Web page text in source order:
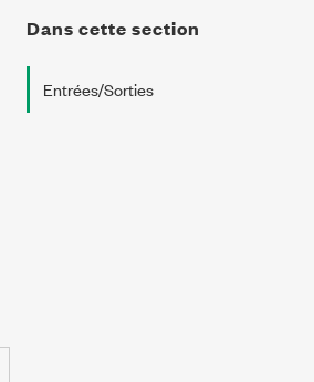
Dans cette section
Entrées/Sorties